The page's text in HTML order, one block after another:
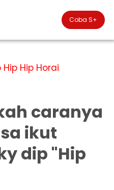
Coba S+
Hip Hip Horai
caranya
ikut
dip "Hip